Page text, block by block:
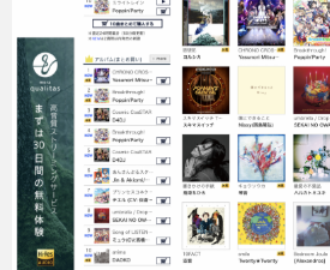
Micchan 2021年1月25日